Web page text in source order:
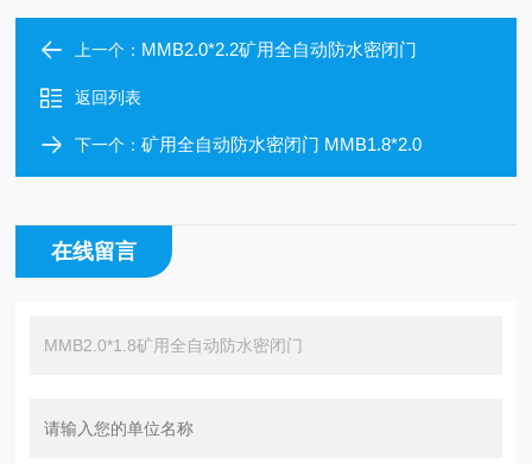
上一个： MMB2.0*2.2矿用全自动防水密闭门
返回列表
下一个：矿用全自动防水密闭门 MMB1.8*2.0
在线留言